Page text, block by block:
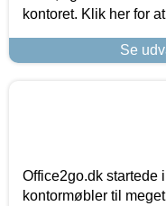
kontoret. Klik her for
Se
Office2go.dk startede
kontormøbler til